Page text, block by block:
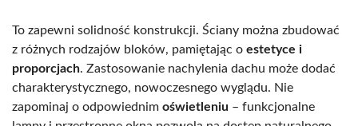
To zapewni solidność konstrukcji. Ściany można zbudować
z różnych rodzajów bloków, pamiętając o estetyce i
proporcjach. Zastosowanie nachylenia dachu może dodać
charakterystycznego, nowoczesnego wyglądu. Nie
zapominaj o odpowiednim oświetleniu – funkcjonalne